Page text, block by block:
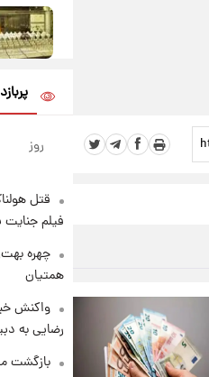
روز
قتل
فیلم جنایت
چهره
همتیان
واکنش
رضایی به
بازگشت